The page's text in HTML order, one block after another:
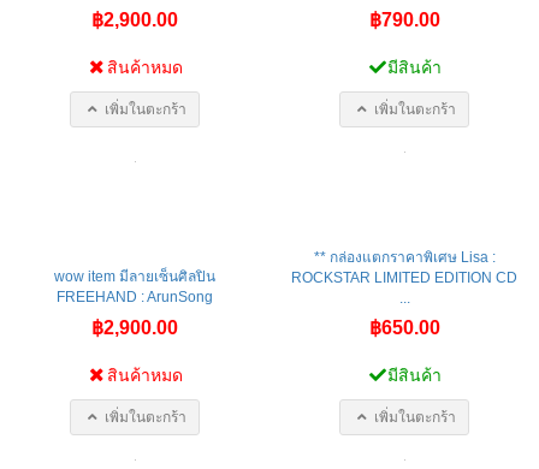
฿2,900.00
สินค้าหมด
เพิ่มในตะกร้า
฿790.00
มีสินค้า
เพิ่มในตะกร้า
wow item มีลายเซ็นศิลปิน
FREEHAND : ArunSong
฿2,900.00
สินค้าหมด
เพิ่มในตะกร้า
** กล่องแตกราคาพิเศษ Lisa :
ROCKSTAR LIMITED EDITION CD
...
฿650.00
มีสินค้า
เพิ่มในตะกร้า